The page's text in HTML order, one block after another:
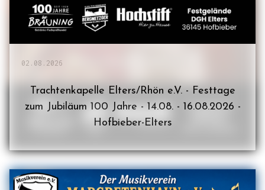
02.08.2026
Trachtenkapelle Elters/Rhön e.V. - Festtage
zum Jubiläum 100 Jahre - 14.08. - 16.08.2026 -
Hofbieber-Elters